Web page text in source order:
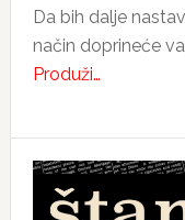
Da bih dalje
način doprineće
Produži…